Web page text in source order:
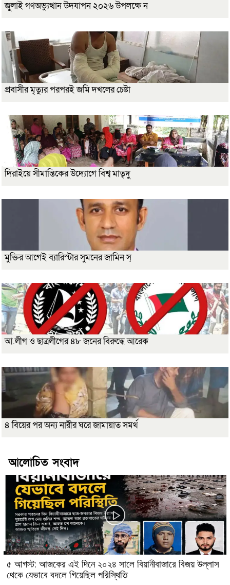
জুলাই গণঅভ্যুত্থান উদযাপন ২০২৬ উপলক্ষে ন
প্রবাসীর মৃত্যুর পরপরই জমি দখলের চেষ্টা
দিরাইয়ে সীমান্তিকের উদ্যোগে বিশ্ব মাতৃদু
মুক্তির আগেই ব্যারিস্টার সুমনের জামিন স্
আ.লীগ ও ছাত্রলীগের ৪৮ জনের বিরুদ্ধে আরেক
৪ বিয়ের পর অন্য নারীর ঘরে জামায়াত সমর্থ
আলোচিত সংবাদ
৫ আগস্ট: আজকের এই দিনে ২০২৪ সালে বিয়ানীবাজারে বিজয় উল্লাস
থেকে যেভাবে বদলে গিয়েছিল পরিস্থিতি